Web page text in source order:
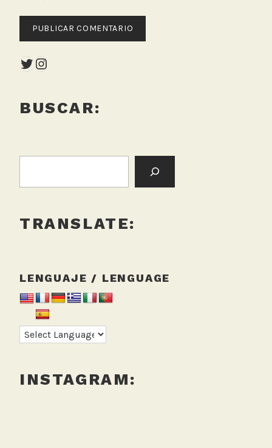
Twitter
Instagram
BUSCAR:
TRANSLATE:
LENGUAJE / LENGUAGE
INSTAGRAM: